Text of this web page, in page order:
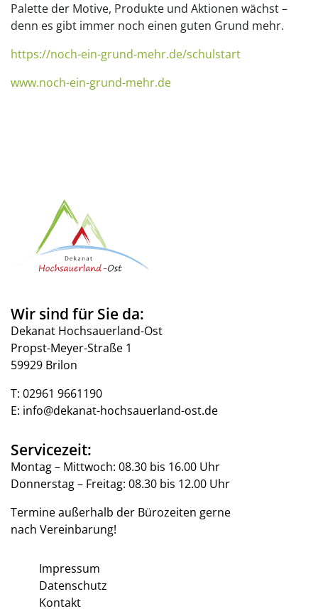
Palette der Motive, Produkte und Aktionen wächst –
denn es gibt immer noch einen guten Grund mehr.
https://noch-ein-grund-mehr.de/schulstart
www.noch-ein-grund-mehr.de
Wir sind für Sie da:
Dekanat Hochsauerland-Ost
Propst-Meyer-Straße 1
59929 Brilon
T: 02961 9661190
E: info@dekanat-hochsauerland-ost.de
Servicezeit:
Montag – Mittwoch: 08.30 bis 16.00 Uhr
Donnerstag – Freitag: 08.30 bis 12.00 Uhr
Termine außerhalb der Bürozeiten gerne
nach Vereinbarung!
Impressum
Datenschutz
Kontakt